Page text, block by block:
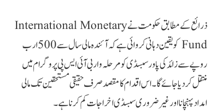
ذرائع کے مطابق حکومت نے International Monetary
Fund کو یقین دہانی کروائی ہے کہ آئندہ مالی سال سے 500 ارب
روپے سے زائد کی پاور سبسڈی کو مرحلہ وار بی آئی ایس پی پروگرام میں
منتقل کردیا جائے گا۔ اس اقدام کا مقصد صرف حقیقی مستحقین تک مالی
امداد پہنچانا اور غیر ضروری سبسڈی اخراجات کم کرنا ہے۔